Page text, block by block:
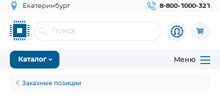
Екатеринбург 8-800-1000-321
Каталог Меню
Заказные позиции